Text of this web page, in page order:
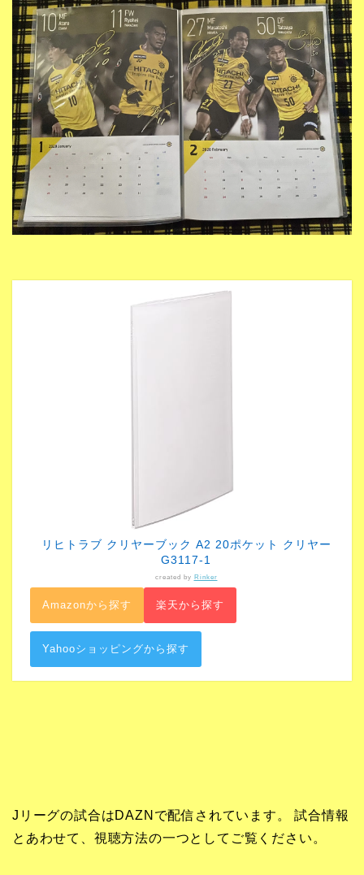
リヒトラブ クリヤーブック A2 20ポケット クリヤー
G3117-1
created by Rinker
Amazonから探す 楽天から探す
Yahooショッピングから探す
Jリーグの試合はDAZNで配信されています。 試合情報
とあわせて、視聴方法の一つとしてご覧ください。